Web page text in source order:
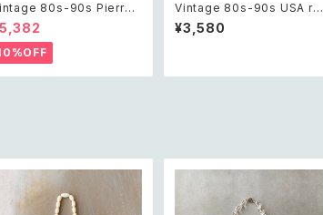
80s-90s Pierre
crystal bijou bicol
geometric necklace レ
ロ ヴィンテージ アクセサリ
ピエール・カルダン クリス
ビジュー バイカラー ジオ
Vintage 80s-90s USA ret
ro brown×black beads n
ecklace レトロ アメリカ ヴィ
クレス
¥3,580